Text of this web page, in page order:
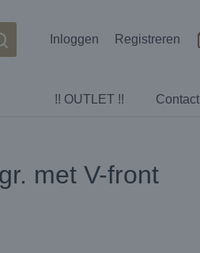
Inloggen Registreren
Contact
!! OUTLET !!
met V-front